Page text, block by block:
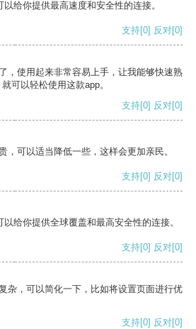
给你提供最高速度和安全性的连接。
支持[0] 反对[0]
，使用起来非常容易上手，让我能够快速熟
可以轻松使用这款app。
支持[0] 反对[0]
，可以适当降低一些，这样会更加亲民。
支持[0] 反对[0]
给你提供全球覆盖和最高安全性的连接。
支持[0] 反对[0]
杂，可以简化一下，比如将设置页面进行优
支持[0] 反对[0]